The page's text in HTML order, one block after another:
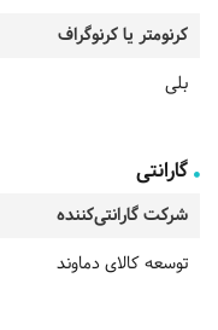
کرنومتر یا کرنوگراف
بلی
گارانتی
شرکت گارانتی‌کننده
توسعه کالای دماوند